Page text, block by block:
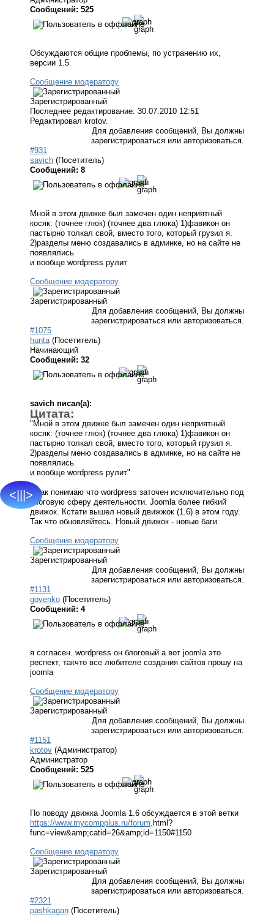
<|||>
Сообщений: 525
Обсуждаются общие проблемы, по устранению их,
версии 1.5
Сообщение модератору
Зарегистрированный
Последнее редактирование: 30.07.2010 12:51
Редактировал krotov.
Для добавления сообщений, Вы должны
зарегистрироваться или авторизоваться.
#931
savich (Посетитель)
Сообщений: 8
Мной в этом движке был замечен один неприятный
косяк: (точнее глюк) (точнее два глюка) 1)фавикон он
пастырно толкал свой, вместо того, который грузил я.
2)разделы меню создавались в админке, но на сайте не
появлялись
и вообще wordpress рулит
Сообщение модератору
Зарегистрированный
Для добавления сообщений, Вы должны
зарегистрироваться или авторизоваться.
#1075
hunta (Посетитель)
Начинающий
Сообщений: 32
savich писал(а):
Цитата:
"Мной в этом движке был замечен один неприятный
косяк: (точнее глюк) (точнее два глюка) 1)фавикон он
пастырно толкал свой, вместо того, который грузил я.
2)разделы меню создавались в админке, но на сайте не
появлялись
и вообще wordpress рулит"
я так понимаю что wordpress заточен исключительно под
блоговую сферу деятельности. Joomla более гибкий
движок. Кстати вышел новый движжок (1.6) в этом году.
Так что обновляйтесь. Новый движок - новые баги.
Сообщение модератору
Зарегистрированный
Для добавления сообщений, Вы должны
зарегистрироваться или авторизоваться.
#1131
govenko (Посетитель)
Сообщений: 4
я согласен..wordpress он блоговый а вот joomla это
респект, такчто все любителе создания сайтов прошу на
joomla
Сообщение модератору
Зарегистрированный
Для добавления сообщений, Вы должны
зарегистрироваться или авторизоваться.
#1151
krotov (Администратор)
Администратор
Сообщений: 525
По поводу движка Joomla 1.6 обсуждается в этой ветки
https://www.mycompplus.ru/forum.html?
func=view&amp;catid=26&amp;id=1150#1150
Сообщение модератору
Зарегистрированный
Для добавления сообщений, Вы должны
зарегистрироваться или авторизоваться.
#2321
pashkagan (Посетитель)